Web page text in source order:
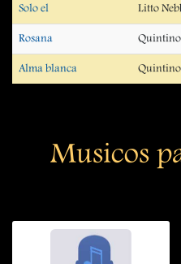
Solo el Litto
Rosana
Alma blanca
Musicos